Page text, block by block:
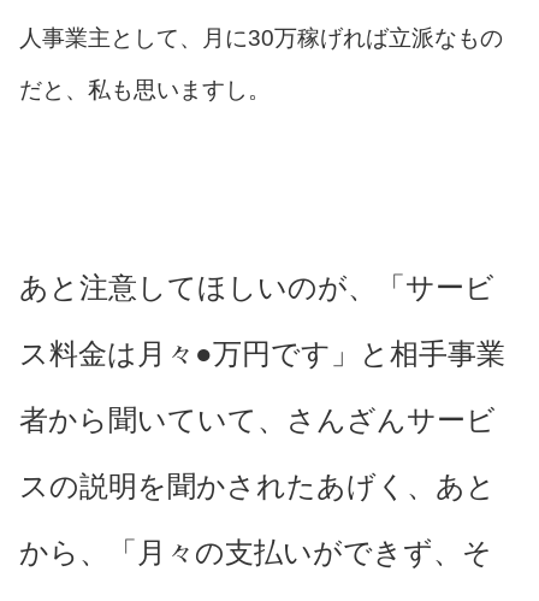
人事業主として、月に30万稼げれば立派なもの
だと、私も思いますし。
あと注意してほしいのが、「サービ
ス料金は月々●万円です」と相手事業
者から聞いていて、さんざんサービ
スの説明を聞かされたあげく、あと
から、「月々の支払いができず、そ